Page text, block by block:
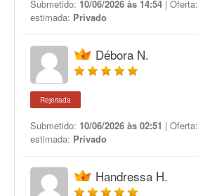
Submetido: 10/06/2026 às 14:54 | Oferta:
estimada: Privado
Débora N.
Rejeitada
Submetido: 10/06/2026 às 02:51 | Oferta:
estimada: Privado
Handressa H.